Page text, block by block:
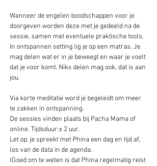
Wanneer de engelen boodschappen voor je
doorgeven worden deze met je gedeeld na de
sessie, samen met eventuele praktische tools.
In ontspannen setting lig je op een matras. Je
mag delen wat er in je beweegt en waar je voelt
dat je voor komt. Niks delen mag ook, dat is aan
jou.
Via korte meditatie word je begeleidt om meer
te zakken in ontspanning.
De sessies vinden plaats bij Pacha Mama of
online. Tijdsduur:± 2 uur.
Let op, je spreekt met Phina een dag en tijd af,
los van de data in de agenda.
(Goed om te weten is dat Phina regelmatig reist